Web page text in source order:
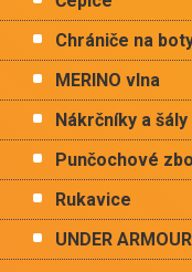
Chrániče na
MERINO vlna
Nákrčníky a šály
Punčochové
Rukavice
UNDER ARMOUR